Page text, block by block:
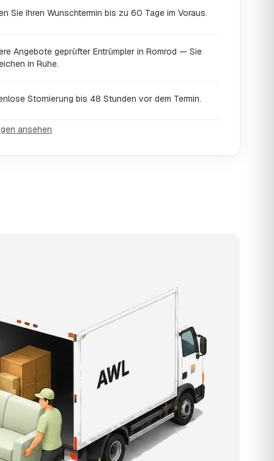
Sie Ihren Wunschtermin bis zu 60 Tage im Voraus.
Angebote geprüfter Entrümpler in Romrod — Sie
in Ruhe.
Stornierung bis 48 Stunden vor dem Termin.
ansehen